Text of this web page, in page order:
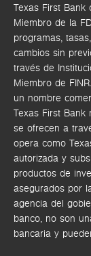
Texas First Bank
Miembro de la
programas,
cambios sin
través de
Miembro de
un nombre
Texas First Bank
se ofrecen a
opera como
autorizada y
productos de
asegurados por
agencia del
banco, no son
bancaria y